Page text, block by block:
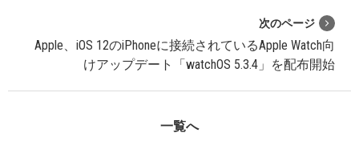
次のページ
Apple、iOS 12のiPhoneに接続されているApple Watch向
けアップデート「watchOS 5.3.4」を配布開始
一覧へ